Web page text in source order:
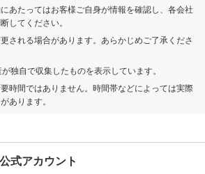
あたってはお客様ご自身が情報を確認し、各会社
してください。
される場合があります。あらかじめご了承くださ
独自で収集したものを表示しています。
時間ではありません。時間帯などによっては実際
あります。
式アカウント